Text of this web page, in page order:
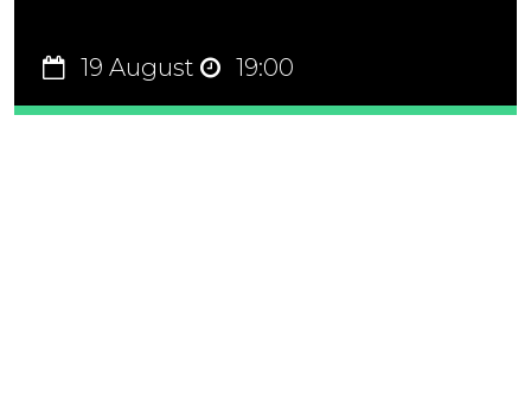
19 August 19:00